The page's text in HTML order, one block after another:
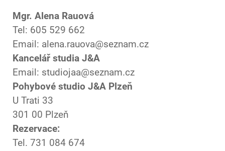
Mgr. Alena Rauová
Tel: 605 529 662
Email: alena.rauova@seznam.cz
Kancelář studia J&A
Email: studiojaa@seznam.cz
Pohybové studio J&A Plzeň
U Trati 33
301 00 Plzeň
Rezervace:
Tel. 731 084 674